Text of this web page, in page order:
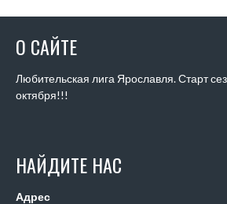
О САЙТЕ
Любительская лига Ярославля. Старт
октября!!!
НАЙДИТЕ НАС
Адрес